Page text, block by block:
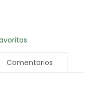
Comentarios